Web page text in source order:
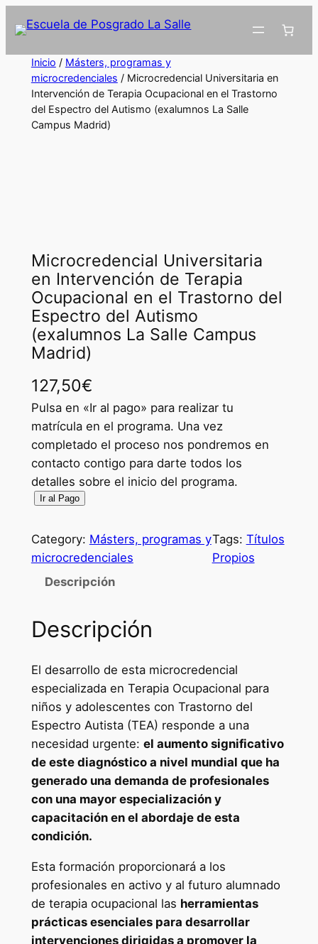
Inicio / Másters, programas y
microcredenciales / Microcredencial Universitaria en
Intervención de Terapia Ocupacional en el Trastorno
del Espectro del Autismo (exalumnos La Salle
Campus Madrid)
Microcredencial Universitaria
en Intervención de Terapia
Ocupacional en el Trastorno del
Espectro del Autismo
(exalumnos La Salle Campus
Madrid)
127,50€
Pulsa en «Ir al pago» para realizar tu
matrícula en el programa. Una vez
completado el proceso nos pondremos en
contacto contigo para darte todos los
detalles sobre el inicio del programa.
M
c
r
e
n
c
i
a
l
U
n
i
v
r
s
i
t
Ir al Pago
Category: Másters, programas y
microcredenciales
Tags: Títulos
Propios
Descripción
Descripción
El desarrollo de esta microcredencial
especializada en Terapia Ocupacional para
niños y adolescentes con Trastorno del
Espectro Autista (TEA) responde a una
necesidad urgente: el aumento significativo
de este diagnóstico a nivel mundial que ha
generado una demanda de profesionales
con una mayor especialización y
capacitación en el abordaje de esta
condición.
Esta formación proporcionará a los
profesionales en activo y al futuro alumnado
de terapia ocupacional las herramientas
prácticas esenciales para desarrollar
intervenciones dirigidas a promover la